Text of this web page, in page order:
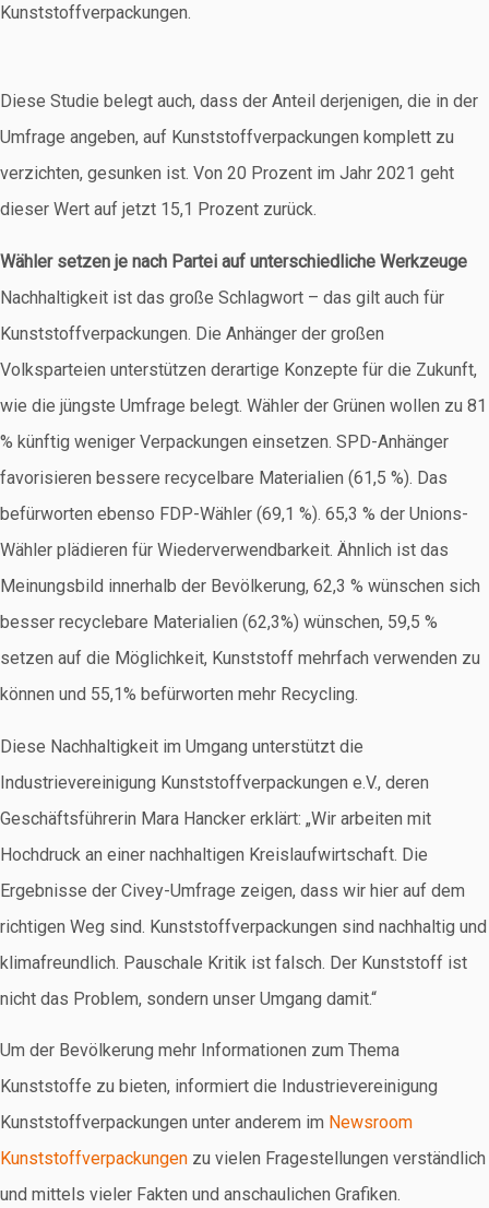
Kunststoffverpackungen.
Diese Studie belegt auch, dass der Anteil derjenigen, die in der
Umfrage angeben, auf Kunststoffverpackungen komplett zu
verzichten, gesunken ist. Von 20 Prozent im Jahr 2021 geht
dieser Wert auf jetzt 15,1 Prozent zurück.
Wähler setzen je nach Partei auf unterschiedliche Werkzeuge
Nachhaltigkeit ist das große Schlagwort – das gilt auch für
Kunststoffverpackungen. Die Anhänger der großen
Volksparteien unterstützen derartige Konzepte für die Zukunft,
wie die jüngste Umfrage belegt. Wähler der Grünen wollen zu 81
% künftig weniger Verpackungen einsetzen. SPD-Anhänger
favorisieren bessere recycelbare Materialien (61,5 %). Das
befürworten ebenso FDP-Wähler (69,1 %). 65,3 % der Unions-
Wähler plädieren für Wiederverwendbarkeit. Ähnlich ist das
Meinungsbild innerhalb der Bevölkerung, 62,3 % wünschen sich
besser recyclebare Materialien (62,3%) wünschen, 59,5 %
setzen auf die Möglichkeit, Kunststoff mehrfach verwenden zu
können und 55,1% befürworten mehr Recycling.
Diese Nachhaltigkeit im Umgang unterstützt die
Industrievereinigung Kunststoffverpackungen e.V., deren
Geschäftsführerin Mara Hancker erklärt: „Wir arbeiten mit
Hochdruck an einer nachhaltigen Kreislaufwirtschaft. Die
Ergebnisse der Civey-Umfrage zeigen, dass wir hier auf dem
richtigen Weg sind. Kunststoffverpackungen sind nachhaltig und
klimafreundlich. Pauschale Kritik ist falsch. Der Kunststoff ist
nicht das Problem, sondern unser Umgang damit.“
Um der Bevölkerung mehr Informationen zum Thema
Kunststoffe zu bieten, informiert die Industrievereinigung
Kunststoffverpackungen unter anderem im Newsroom
Kunststoffverpackungen zu vielen Fragestellungen verständlich
und mittels vieler Fakten und anschaulichen Grafiken.